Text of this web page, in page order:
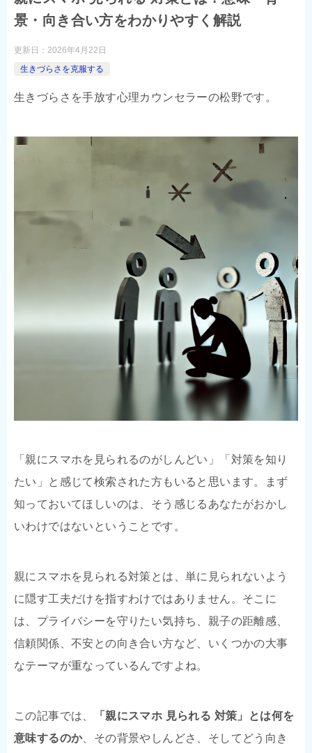
景・向き合い方をわかりやすく解説
更新日： 2026年4月22日
生きづらさを克服する
生きづらさを手放す心理カウンセラーの松野です。
「親にスマホを見られるのがしんどい」「対策を知り
たい」と感じて検索された方もいると思います。まず
知っておいてほしいのは、そう感じるあなたがおかし
いわけではないということです。
親にスマホを見られる対策とは、単に見られないよう
に隠す工夫だけを指すわけではありません。そこに
は、プライバシーを守りたい気持ち、親子の距離感、
信頼関係、不安との向き合い方など、いくつかの大事
なテーマが重なっているんですよね。
この記事では、
「親にスマホ 見られる 対策」とは何を
意味するのか、その背景やしんどさ、そしてどう向き